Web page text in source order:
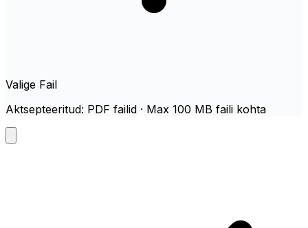
Valige Fail
Aktsepteeritud: PDF failid · Max 100 MB faili kohta